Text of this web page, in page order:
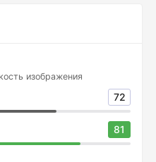
изображения
72
81